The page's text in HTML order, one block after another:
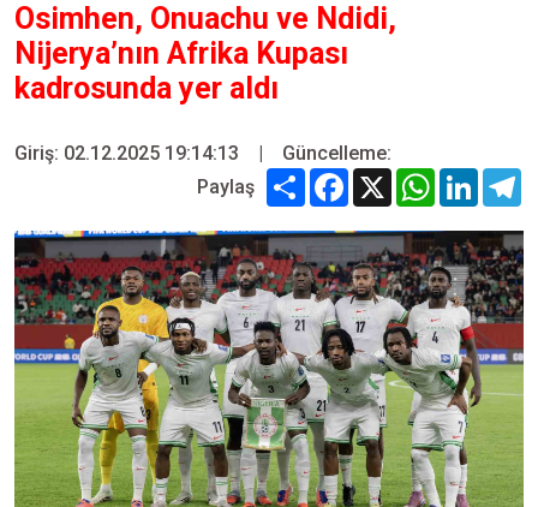
Osimhen, Onuachu ve Ndidi,
Nijerya’nın Afrika Kupası
kadrosunda yer aldı
Giriş: 02.12.2025 19:14:13 |
Güncelleme:
Paylaş
Share Facebook
X WhatsApp